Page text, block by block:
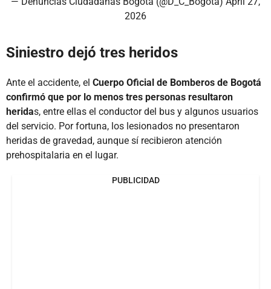
2026
Siniestro dejó tres heridos
Ante el accidente, el Cuerpo Oficial de Bomberos de Bogotá
confirmó que por lo menos tres personas resultaron
heridas, entre ellas el conductor del bus y algunos usuarios
del servicio. Por fortuna, los lesionados no presentaron
heridas de gravedad, aunque sí recibieron atención
prehospitalaria en el lugar.
PUBLICIDAD